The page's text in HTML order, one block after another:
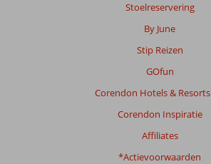
Stoelreservering
By June
Stip Reizen
GOfun
Corendon Hotels & Resorts
Corendon Inspiratie
Affiliates
*Actievoorwaarden